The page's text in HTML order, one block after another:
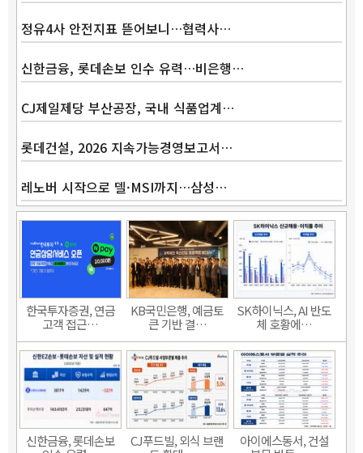
정유4사 안전지표 뜯어보니…협력사…
신한금융, 롯데손보 인수 유력…비은행…
CJ제일제당 부산공장, 국내 식품업계…
롯데건설, 2026 지속가능경영보고서…
레노버 시작으로 델·MSI까지…삼성…
한국투자증권, 연금
고객 접근…
KB국민은행, 예금토
큰 기반 결…
SK하이닉스, AI 반도
체 호황에…
신한금융, 롯데손보
CJ푸드빌, 외식 브랜
아이에스동서, 건설